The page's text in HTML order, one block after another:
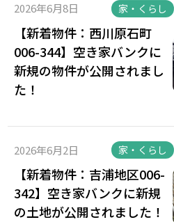
2026年6月8日 家・くらし
【新着物件：西川原石町
006-344】空き家バンクに
新規の物件が公開されまし
た！
2026年6月2日 家・くらし
【新着物件：吉浦地区006-
342】空き家バンクに新規
の土地が公開されました！